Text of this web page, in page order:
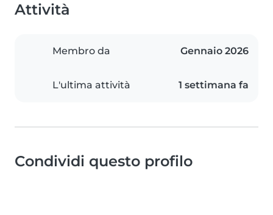
Attività
Membro da Gennaio 2026
L'ultima attività 1 settimana fa
Condividi questo profilo